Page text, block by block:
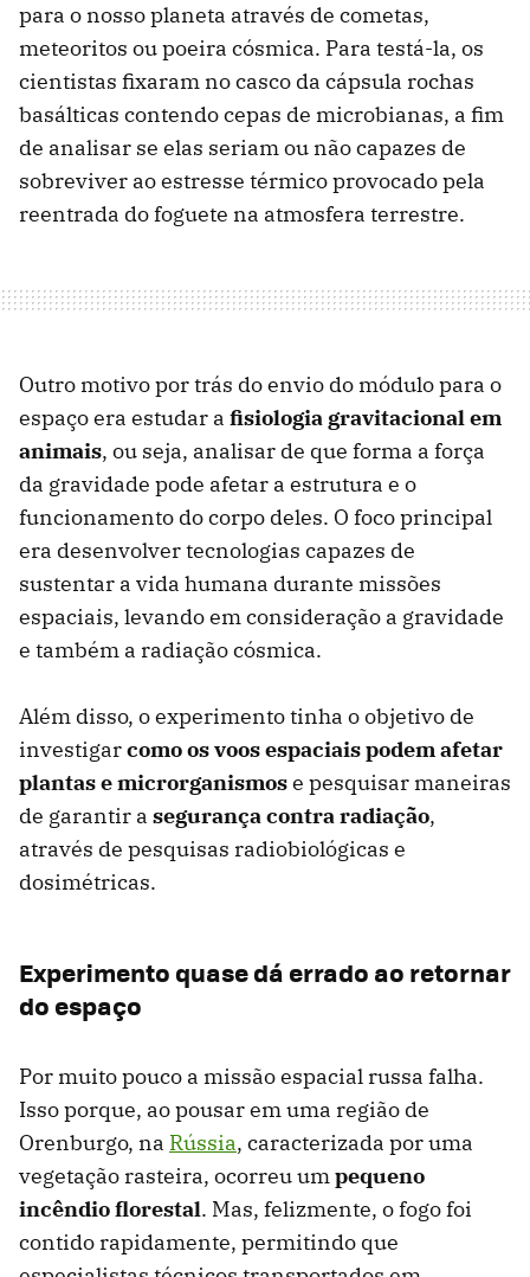
para o nosso planeta através de cometas,
meteoritos ou poeira cósmica. Para testá-la, os
cientistas fixaram no casco da cápsula rochas
basálticas contendo cepas de microbianas, a fim
de analisar se elas seriam ou não capazes de
sobreviver ao estresse térmico provocado pela
reentrada do foguete na atmosfera terrestre.
Outro motivo por trás do envio do módulo para o
espaço era estudar a fisiologia gravitacional em
animais, ou seja, analisar de que forma a força
da gravidade pode afetar a estrutura e o
funcionamento do corpo deles. O foco principal
era desenvolver tecnologias capazes de
sustentar a vida humana durante missões
espaciais, levando em consideração a gravidade
e também a radiação cósmica.
Além disso, o experimento tinha o objetivo de
investigarcomo os voos espaciais podem afetar
plantas e microrganismose pesquisar maneiras
de garantir a segurança contra radiação,
através de pesquisas radiobiológicas e
dosimétricas.
Experimento quase dá errado ao retornar
do espaço
Por muito pouco a missão espacial russa falha.
Isso porque, ao pousar em uma região de
Orenburgo, na Rússia, caracterizada por uma
vegetação rasteira, ocorreu umpequeno
incêndio florestal. Mas, felizmente, o fogo foi
contido rapidamente, permitindo que